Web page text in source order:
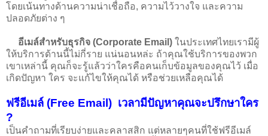
โดยเน้นทางด้านความน่าเชื่อถือ, ความไว้วางใจ และความ
ปลอดภัยต่าง ๆ
อีเมล์สำหรับธุรกิจ (Corporate Email) ในประเทศไทยเรามีผู้
ให้บริการด้านนี้ไม่กี่ราย แน่นอนหล่ะ ถ้าคุณใช้บริการของพวก
เขาเหล่านี้ คุณก็จะรู้แล้วว่าใครคือคนเก็บข้อมูลของคุณไว้ เมื่อ
เกิดปัญหา ใคร จะแก้ไขให้คุณได้ หรือช่วยเหลือคุณได้
ฟรีอีเมล์ (Free Email) เวลามีปัญหาคุณจะปรึกษาใคร
?
เป็นคำถามที่เรียบง่ายและคลาสสิก แต่หลายๆคนที่ใช้ฟรีอีเมล์